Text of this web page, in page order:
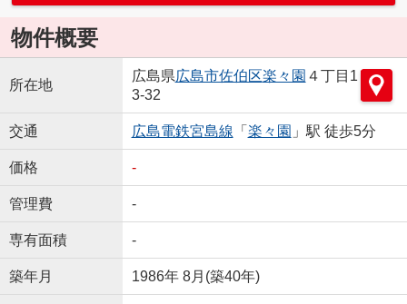
物件概要
所在地
広島県広島市佐伯区楽々園 ４丁目1
3-32
交通 広島電鉄宮島線 「 楽々園 」駅 徒歩5分
価格 -
管理費 -
専有面積 -
築年月 1986年 8月(築40年)